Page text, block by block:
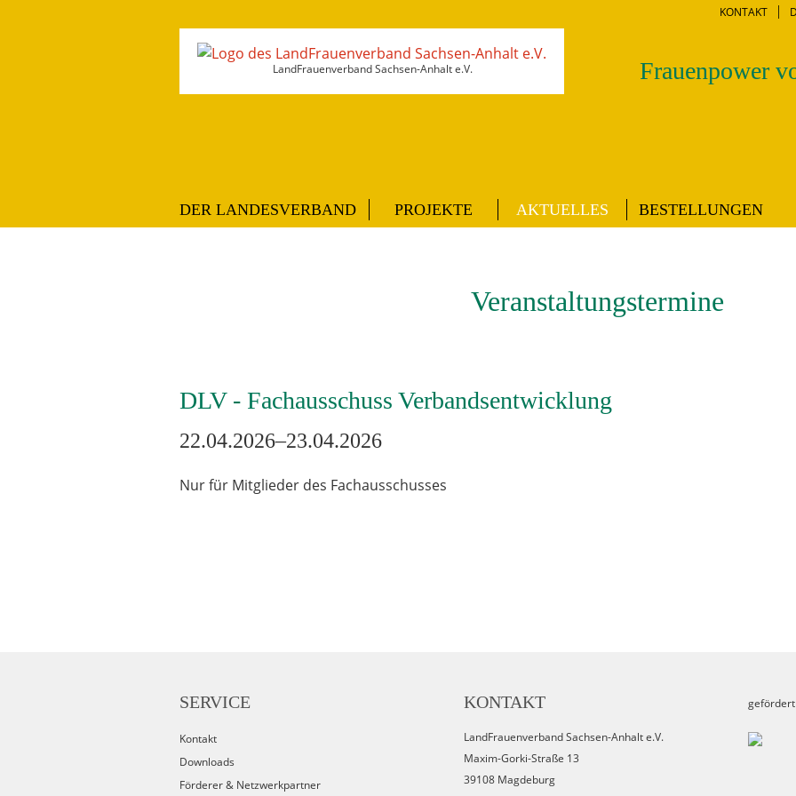
KONTAKT
LandFrauenverband Sachsen-Anhalt e.V. Frauenpower
DER LANDESVERBAND PROJEKTE AKTUELLES BESTELLUNGEN
Veranstaltungstermine
DLV - Fachausschuss Verbandsentwicklung
22.04.2026–23.04.2026
Nur für Mitglieder des Fachausschusses
SERVICE
Kontakt
Downloads
Förderer & Netzwerkpartner
KONTAKT
LandFrauenverband Sachsen-Anhalt e.V.
Maxim-Gorki-Straße 13
39108 Magdeburg